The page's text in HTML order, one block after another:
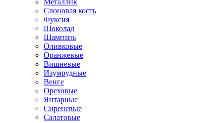
Металлик
Слоновая кость
Фуксия
Шоколад
Шампань
Оливковые
Оранжевые
Вишневые
Изумрудные
Венге
Ореховые
Янтарные
Сиреневые
Салатовые